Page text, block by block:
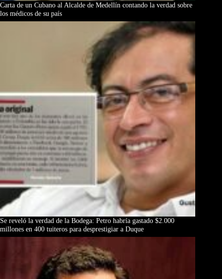
Carta de un Cubano al Alcalde de Medellín contando la verdad sobre
los médicos de su país
Se reveló la verdad de la Bodega: Petro habría gastado $2.000
millones en 400 tuiteros para desprestigiar a Duque